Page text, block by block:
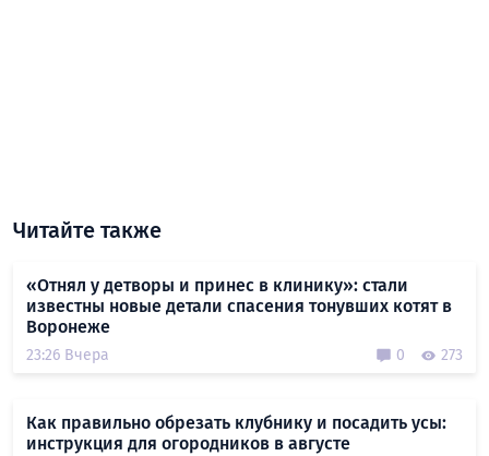
Читайте также
«Отнял у детворы и принес в клинику»: стали
известны новые детали спасения тонувших котят в
Воронеже
23:26 Вчера 0 273
Как правильно обрезать клубнику и посадить усы:
инструкция для огородников в августе